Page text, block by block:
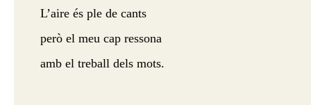
L’aire és ple de cants
però el meu cap ressona
amb el treball dels mots.